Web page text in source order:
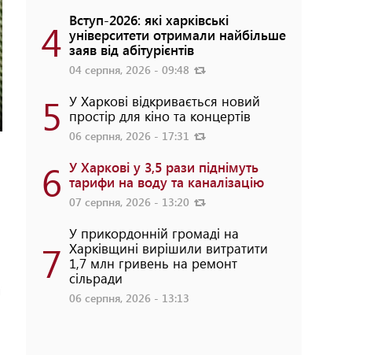
4 Вступ-2026: які харківські
університети отримали найбільше
заяв від абітурієнтів
04 серпня, 2026 - 09:48
5 У Харкові відкривається новий
простір для кіно та концертів
06 серпня, 2026 - 17:31
6 У Харкові у 3,5 рази піднімуть
тарифи на воду та каналізацію
07 серпня, 2026 - 13:20
7
У прикордонній громаді на
Харківщині вирішили витратити
1,7 млн гривень на ремонт
сільради
06 серпня, 2026 - 13:13